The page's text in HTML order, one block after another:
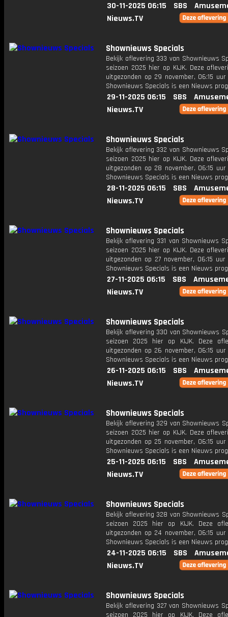
30-11-2025 06:15 SBS
Nieuws.TV
Shownieuws Specials
Bekijk aflevering 333 van Shownieuws
seizoen 2025 hier op KIJK. Deze
uitgezonden op 29 november, 06:15
Shownieuws Specials is een Nieuws
29-11-2025 06:15 SBS
Nieuws.TV
Shownieuws Specials
Bekijk aflevering 332 van Shownieuws
seizoen 2025 hier op KIJK. Deze
uitgezonden op 28 november, 06:15
Shownieuws Specials is een Nieuws
28-11-2025 06:15 SBS
Nieuws.TV
Shownieuws Specials
Bekijk aflevering 331 van Shownieuws
seizoen 2025 hier op KIJK. Deze
uitgezonden op 27 november, 06:15
Shownieuws Specials is een Nieuws
27-11-2025 06:15 SBS
Nieuws.TV
Shownieuws Specials
Bekijk aflevering 330 van Shownieuws
seizoen 2025 hier op KIJK. Deze
uitgezonden op 26 november, 06:15
Shownieuws Specials is een Nieuws
26-11-2025 06:15 SBS
Nieuws.TV
Shownieuws Specials
Bekijk aflevering 329 van Shownieuws
seizoen 2025 hier op KIJK. Deze
uitgezonden op 25 november, 06:15
Shownieuws Specials is een Nieuws
25-11-2025 06:15 SBS
Nieuws.TV
Shownieuws Specials
Bekijk aflevering 328 van Shownieuws
seizoen 2025 hier op KIJK. Deze
uitgezonden op 24 november, 06:15
Shownieuws Specials is een Nieuws
24-11-2025 06:15 SBS
Nieuws.TV
Shownieuws Specials
Bekijk aflevering 327 van Shownieuws
seizoen 2025 hier op KIJK. Deze